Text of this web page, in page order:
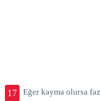
17
Eğer kayma olursa